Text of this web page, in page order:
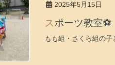
2025年5月15日
スポーツ教室⚽
もも組・さくら組の子